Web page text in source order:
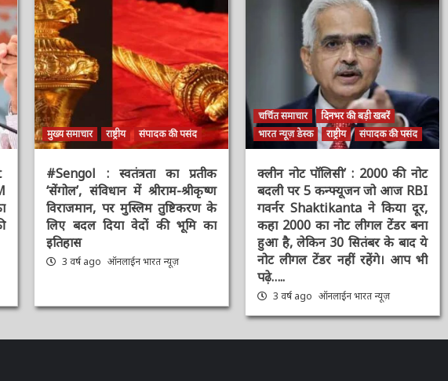
मुख्य समाचार राष्ट्रीय संपादक की पसंद
#Sengol : स्वतंत्रता का प्रतीक
‘सेंगोल’, संविधान में श्रीराम-श्रीकृष्ण
विराजमान, पर मुस्लिम तुष्टिकरण के
लिए बदल दिया वेदों की भूमि का
इतिहास
चर्चित समाचार
दिनभर की बड़ी खबरें
भारत न्यूज़ डेस्क
राष्ट्रीय संपादक की पसंद
क्लीन नोट पॉलिसी’ : 2000 की नोट
बदली पर 5 कन्फ्यूजन जो आज RBI
गवर्नर Shaktikanta ने किया दूर,
कहा 2000 का नोट लीगल टेंडर बना
हुआ है, लेकिन 30 सितंबर के बाद ये
नोट लीगल टेंडर नहीं रहेंगे। आप भी
पढ़े…..